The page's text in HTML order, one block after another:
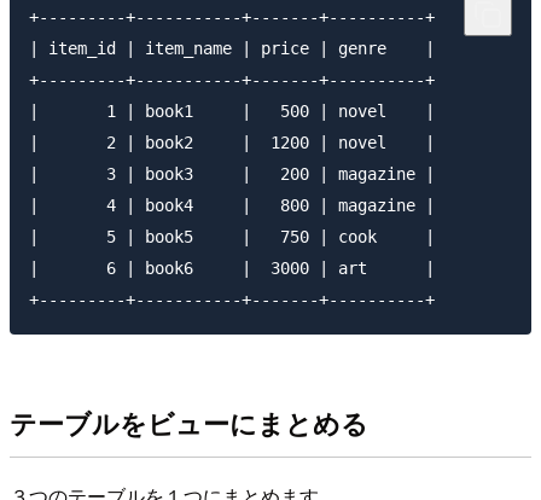
+---------+-----------+-------+----------+
| item_id | item_name | price | genre    |
+---------+-----------+-------+----------+
|       1 | book1     |   500 | novel    |
|       2 | book2     |  1200 | novel    |
|       3 | book3     |   200 | magazine |
|       4 | book4     |   800 | magazine |
|       5 | book5     |   750 | cook     |
|       6 | book6     |  3000 | art      |
テーブルをビューにまとめる